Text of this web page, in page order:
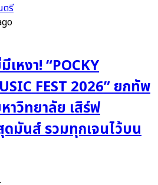
ตรี
หงา! “POCKY
FEST 2026” ยกทัพ
วิทยาลัย เสิร์ฟ
มันส์ รวมทุกเจนไว้บน